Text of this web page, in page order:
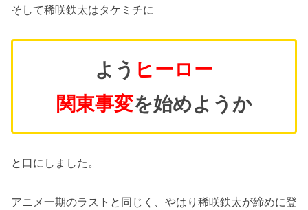
そして稀咲鉄太はタケミチに
よう ヒーロー
関東事変を始めようか
と口にしました。
アニメ一期のラストと同じく、やはり稀咲鉄太が締めに登